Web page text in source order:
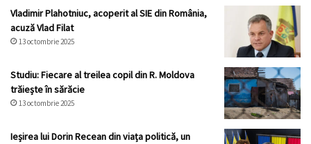
Vladimir Plahotniuc, acoperit al SIE din România,
acuză Vlad Filat
13 octombrie 2025
Studiu: Fiecare al treilea copil din R. Moldova
trăiește în sărăcie
13 octombrie 2025
Ieșirea lui Dorin Recean din viața politică, un